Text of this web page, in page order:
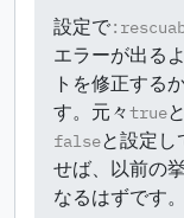
設定で
エラーが出る
トを修正するか
す。元々true
falseと設定し
せば、以前の
なるはずです。